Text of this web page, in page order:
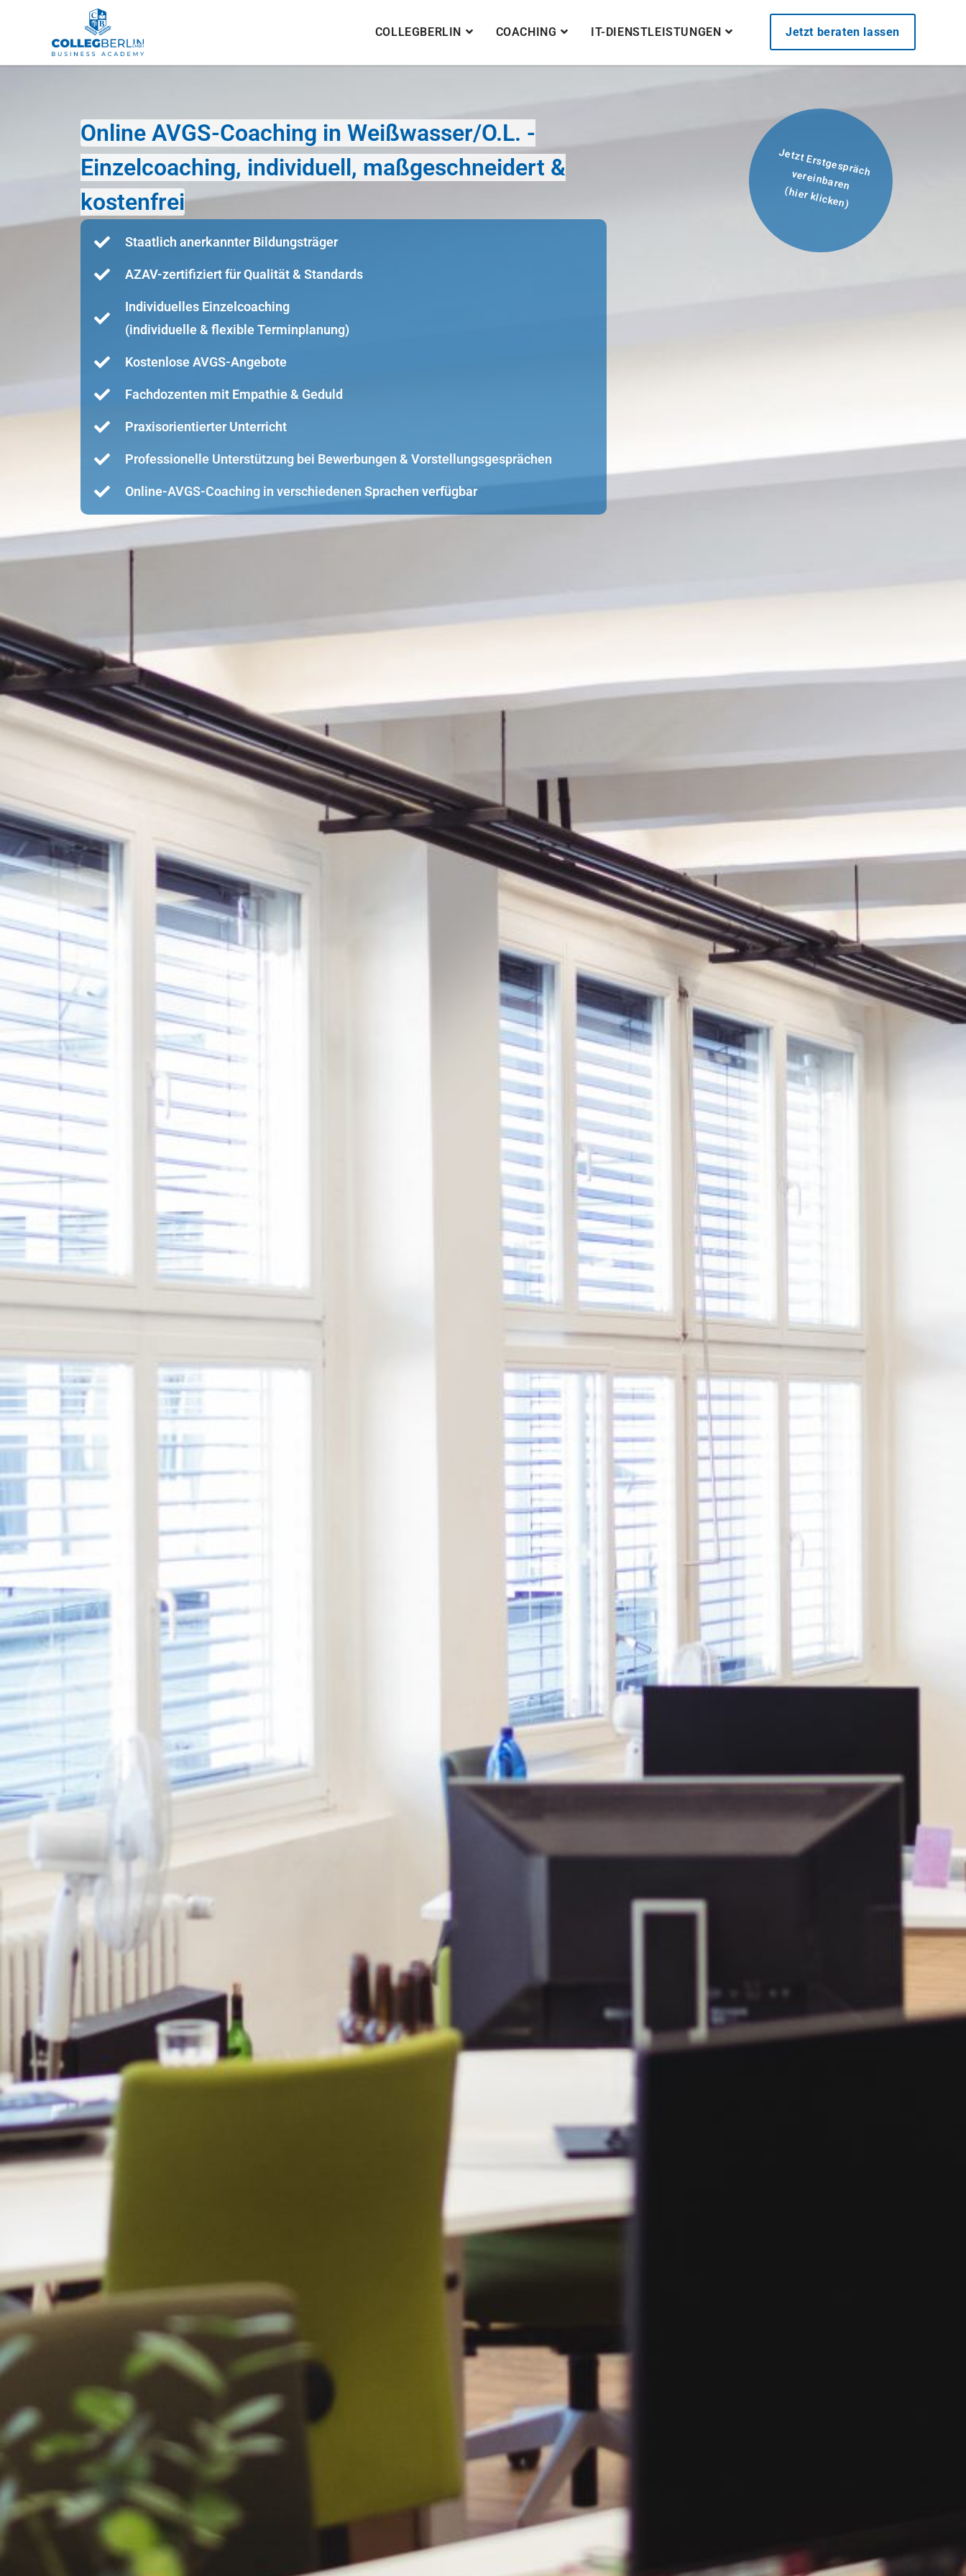
COLLEGBERLIN COACHING IT-DIENSTLEISTUNGEN Jetzt beraten lassen
Online AVGS-Coaching in Weißwasser/O.L. -
Einzelcoaching, individuell, maßgeschneidert &
kostenfrei
Staatlich anerkannter Bildungsträger
AZAV-zertifiziert für Qualität & Standards
Individuelles Einzelcoaching
(individuelle & flexible Terminplanung)
Kostenlose AVGS-Angebote
Fachdozenten mit Empathie & Geduld
Praxisorientierter Unterricht
Professionelle Unterstützung bei Bewerbungen & Vorstellungsgesprächen
Online-AVGS-Coaching in verschiedenen Sprachen verfügbar
Jetzt Erstgespräch
vereinbaren
(hier klicken)